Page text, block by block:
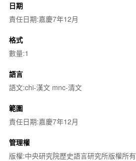
日期
責任日期:嘉慶7年12月
格式
數量:1
語言
語文:chi-漢文 mnc-清文
範圍
責任日期:嘉慶7年12月
管理權
版權:中央研究院歷史語言研究所版權所有